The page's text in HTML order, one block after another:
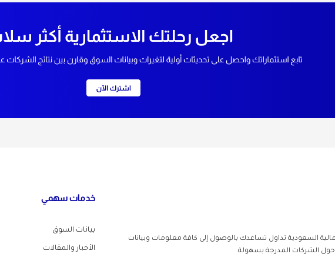
السعودية تداول تساعدك بالوصول إلى كافة معلومات وبيانات
حول الشركات المدرجة بسهولة.
خدمات سهمي
بيانات السوق
الأخبار والمقالات